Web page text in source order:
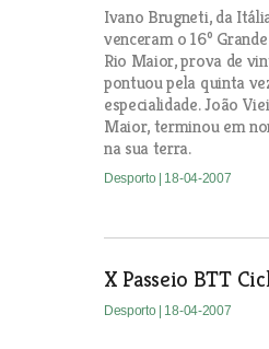
Ivano Brugneti, da
venceram o 16º
Rio Maior, prova de
pontuou pela quinta
especialidade. João
Maior, terminou em
na sua terra.
Desporto | 18-04-2007
X Passeio BTT
Desporto | 18-04-2007